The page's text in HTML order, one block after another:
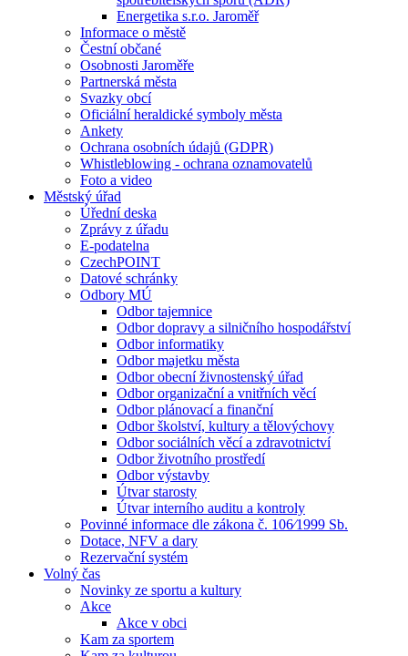
Energetika s.r.o. Jaroměř
Informace o městě
Čestní občané
Osobnosti Jaroměře
Partnerská města
Svazky obcí
Oficiální heraldické symboly města
Ankety
Ochrana osobních údajů (GDPR)
Whistleblowing - ochrana oznamovatelů
Foto a video
Městský úřad
Úřední deska
Zprávy z úřadu
E-podatelna
CzechPOINT
Datové schránky
Odbory MÚ
Odbor tajemnice
Odbor dopravy a silničního hospodářství
Odbor informatiky
Odbor majetku města
Odbor obecní živnostenský úřad
Odbor organizační a vnitřních věcí
Odbor plánovací a finanční
Odbor školství, kultury a tělovýchovy
Odbor sociálních věcí a zdravotnictví
Odbor životního prostředí
Odbor výstavby
Útvar starosty
Útvar interního auditu a kontroly
Povinné informace dle zákona č. 106⁄1999 Sb.
Dotace, NFV a dary
Rezervační systém
Volný čas
Novinky ze sportu a kultury
Akce
Akce v obci
Kam za sportem